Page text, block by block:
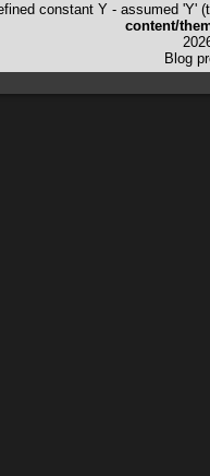
constant Y - assumed 'Y'
content/
Blog